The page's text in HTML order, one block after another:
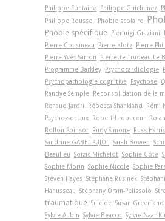
Philippe Fontaine Philippe Guichenez
Philippe Roussel
Phobie scolaire
Phobie spécifique Pierluigi Graziani
Pierre Cousineau
Pierre Klotz Pierre
Pierre-Yves Sarron
Pierrette Trudeau Le
Programme Barkley Psychocardiologie
Psychopathologie cognitive Psychose
Randye Semple Reconsolidation de la
Renaud Jardri
Rébecca Shankland Rémi
Psycho-sociaux Robert Ladouceur
Rollon Poinsot Rudy Simone Russ Harris
Sandrine GABET PUJOL
Sarah Bowen
Beaulieu Soizic Michelot Sophie Côté
Sophie Morin Sophie Nicole Sophie
Steven Hayes Stéphane Rusinek
Hahusseau Stéphany Orain-Pelissolo
traumatique Suicide Susan Greenland
Sylvie Aubin Sylvie Beacco Sylvie Naar-